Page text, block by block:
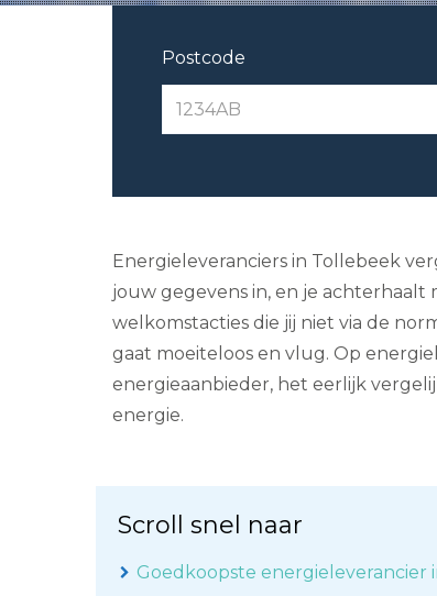
Postcode
Energieleveranciers in Tollebeek
jouw gegevens in, en je
welkomstacties die jij niet via de
gaat moeiteloos en vlug. Op
energieaanbieder, het eerlijk
energie.
Scroll snel naar
Goedkoopste energieleverancier